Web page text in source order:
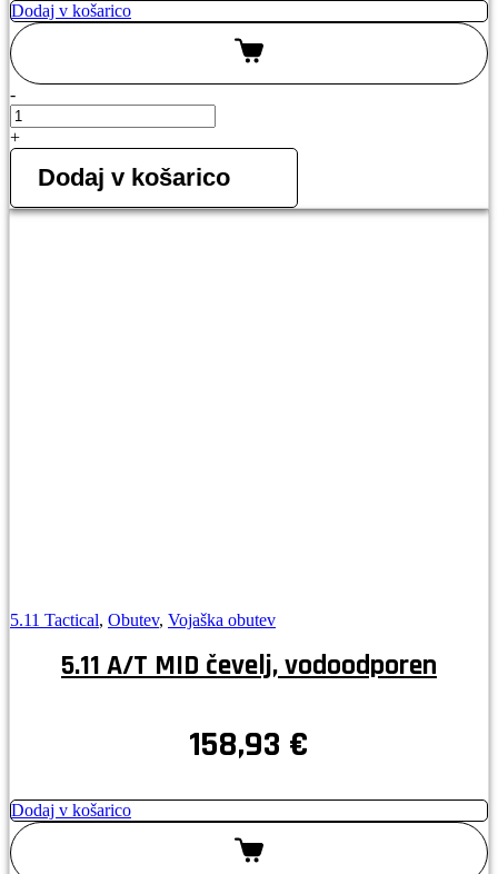
Dodaj v košarico
-
5.11
A.T.L.A.S.
MID
srednje
čevelj
+
Dodaj v košarico
5.11 Tactical, Obutev, Vojaška obutev
5.11 A/T MID čevelj, vodoodporen
158,93 €
Dodaj v košarico